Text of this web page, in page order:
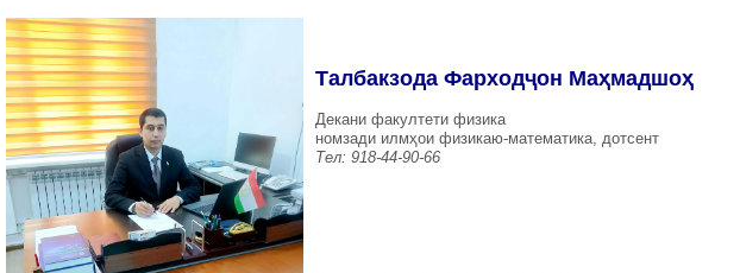
Талбакзода Фарходҷон Маҳмадшоҳ
Декани факултети физика
номзади илмҳои физикаю-математика, дотсент
Тел: 918-44-90-66